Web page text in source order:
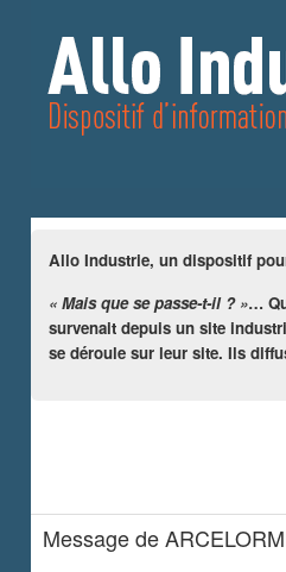
Allo Industrie, un dispositif
« Mais que se passe-t-il ? »…
survenait depuis un site
se déroule sur leur site. Ils
Message de